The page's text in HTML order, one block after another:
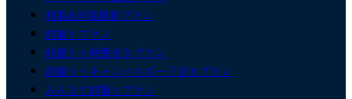
和装&洋装撮影プラン
前撮りプラン
前撮り＋映像付きプラン
前撮り＋キャンバスボード付きプラン
みんなで前撮りプラン